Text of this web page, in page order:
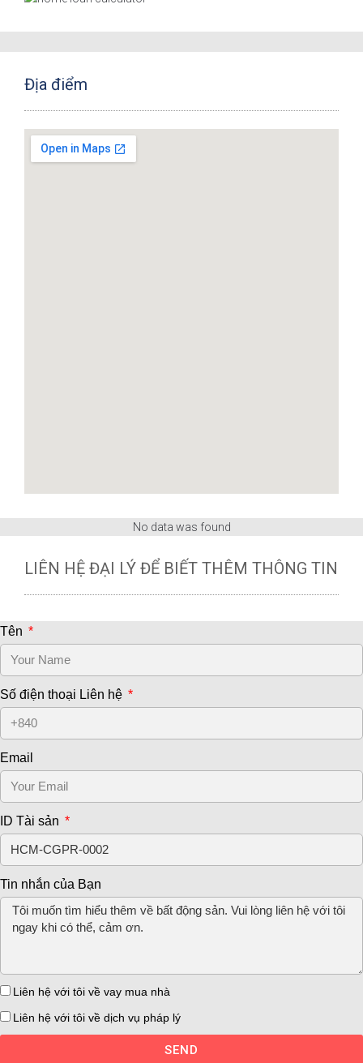
Địa điểm
No data was found
LIÊN HỆ ĐẠI LÝ ĐỂ BIẾT THÊM THÔNG TIN
Tên
Số điện thoại Liên hệ
Email
ID Tài sản
Tin nhắn của Bạn
Liên hệ với tôi về vay mua nhà
Liên hệ với tôi về dịch vụ pháp lý
SEND